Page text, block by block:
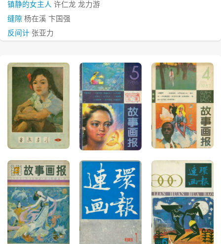
镇静的女主人 许仁龙 龙力游
缝隙 杨在溪 卞国强
反间计 张亚力